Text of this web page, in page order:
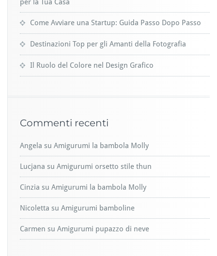
per la Tua Casa
Come Avviare una Startup: Guida Passo Dopo Passo
Destinazioni Top per gli Amanti della Fotografia
Il Ruolo del Colore nel Design Grafico
Commenti recenti
Angela su Amigurumi la bambola Molly
Lucjana su Amigurumi orsetto stile thun
Cinzia su Amigurumi la bambola Molly
Nicoletta su Amigurumi bamboline
Carmen su Amigurumi pupazzo di neve